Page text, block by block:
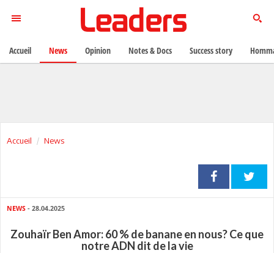
Accueil News
NEWS - 28.04.2025
Zouhaïr Ben Amor: 60 % de banane en nous? Ce que
notre ADN dit de la vie
Accueil News Opinion Notes & Docs Success story